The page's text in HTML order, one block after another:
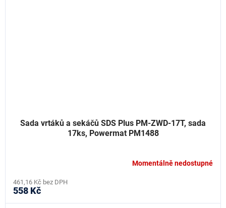
Sada vrtáků a sekáčů SDS Plus PM-ZWD-17T, sada
17ks, Powermat PM1488
Momentálně nedostupné
461,16 Kč bez DPH
558 Kč